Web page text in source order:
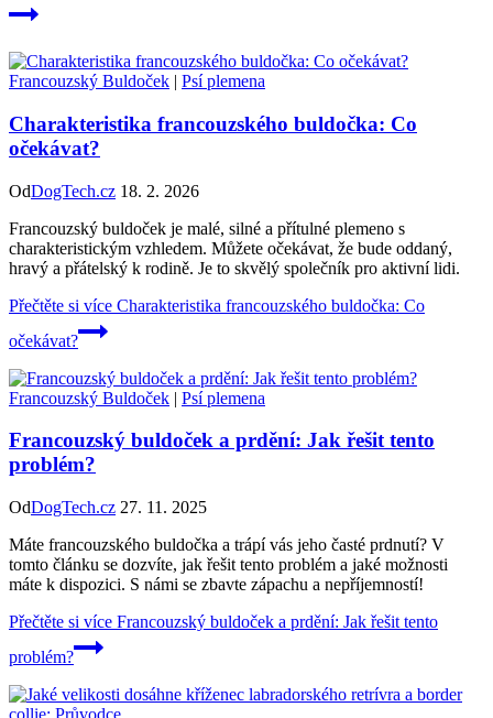
Francouzský Buldoček | Psí plemena
Charakteristika francouzského buldočka: Co
očekávat?
OdDogTech.cz 18. 2. 2026
Francouzský buldoček je malé, silné a přítulné plemeno s
charakteristickým vzhledem. Můžete očekávat, že bude oddaný,
hravý a přátelský k rodině. Je to skvělý společník pro aktivní lidi.
Přečtěte si více Charakteristika francouzského buldočka: Co
očekávat?
Francouzský Buldoček | Psí plemena
Francouzský buldoček a prdění: Jak řešit tento
problém?
OdDogTech.cz 27. 11. 2025
Máte francouzského buldočka a trápí vás jeho časté prdnutí? V
tomto článku se dozvíte, jak řešit tento problém a jaké možnosti
máte k dispozici. S námi se zbavte zápachu a nepříjemností!
Přečtěte si více Francouzský buldoček a prdění: Jak řešit tento
problém?